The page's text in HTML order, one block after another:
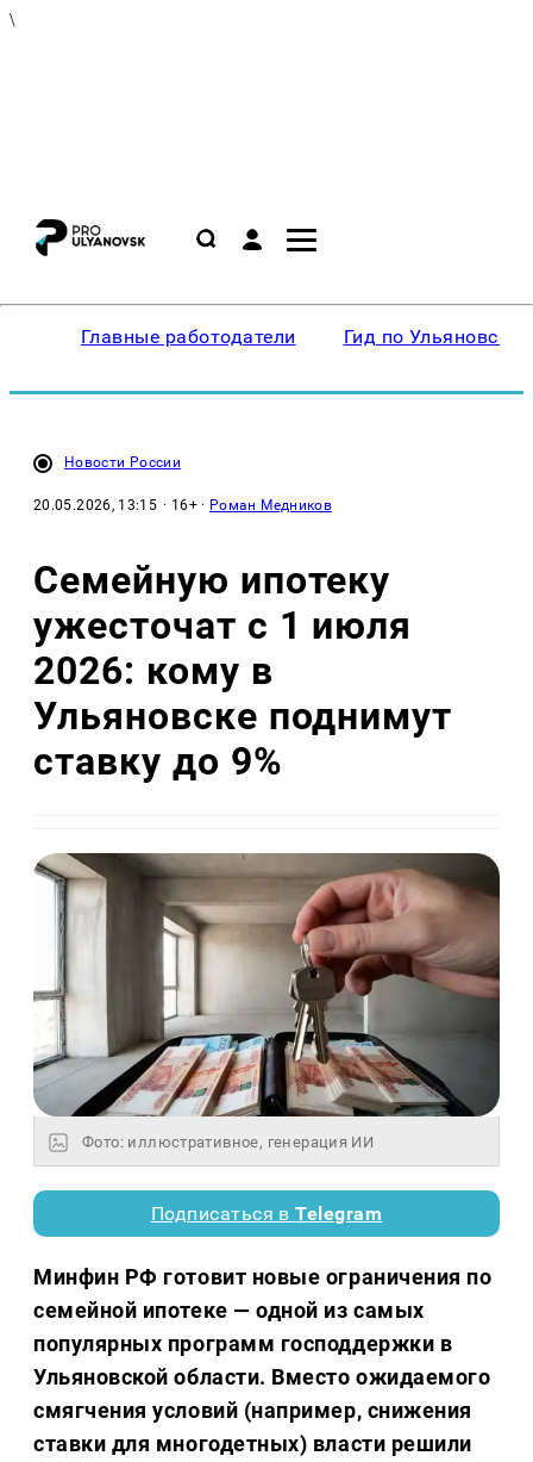
\
Главные работодатели Гид по Ульяновску
Новости России
20.05.2026, 13:15 · 16+ · Роман Медников
Семейную ипотеку
ужесточат с 1 июля
2026: кому в
Ульяновске поднимут
ставку до 9%
Фото: иллюстративное, генерация ИИ
Подписаться вTelegram
Минфин РФ готовит новые ограничения по
семейной ипотеке — одной из самых
популярных программ господдержки в
Ульяновской области. Вместо ожидаемого
смягчения условий (например, снижения
ставки для многодетных) власти решили